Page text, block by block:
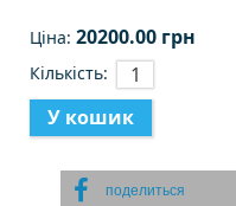
Ціна:20200.00 грн
Кількість:
поделиться